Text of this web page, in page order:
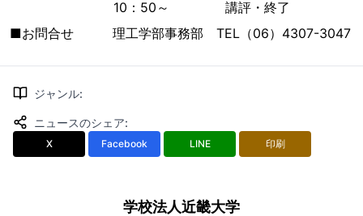
10：50～ 講評・終了
■お問合せ 理工学部事務部 TEL（06）4307-3047
ジャンル:
ニュースのシェア:
X Facebook LINE 印刷
学校法人近畿大学